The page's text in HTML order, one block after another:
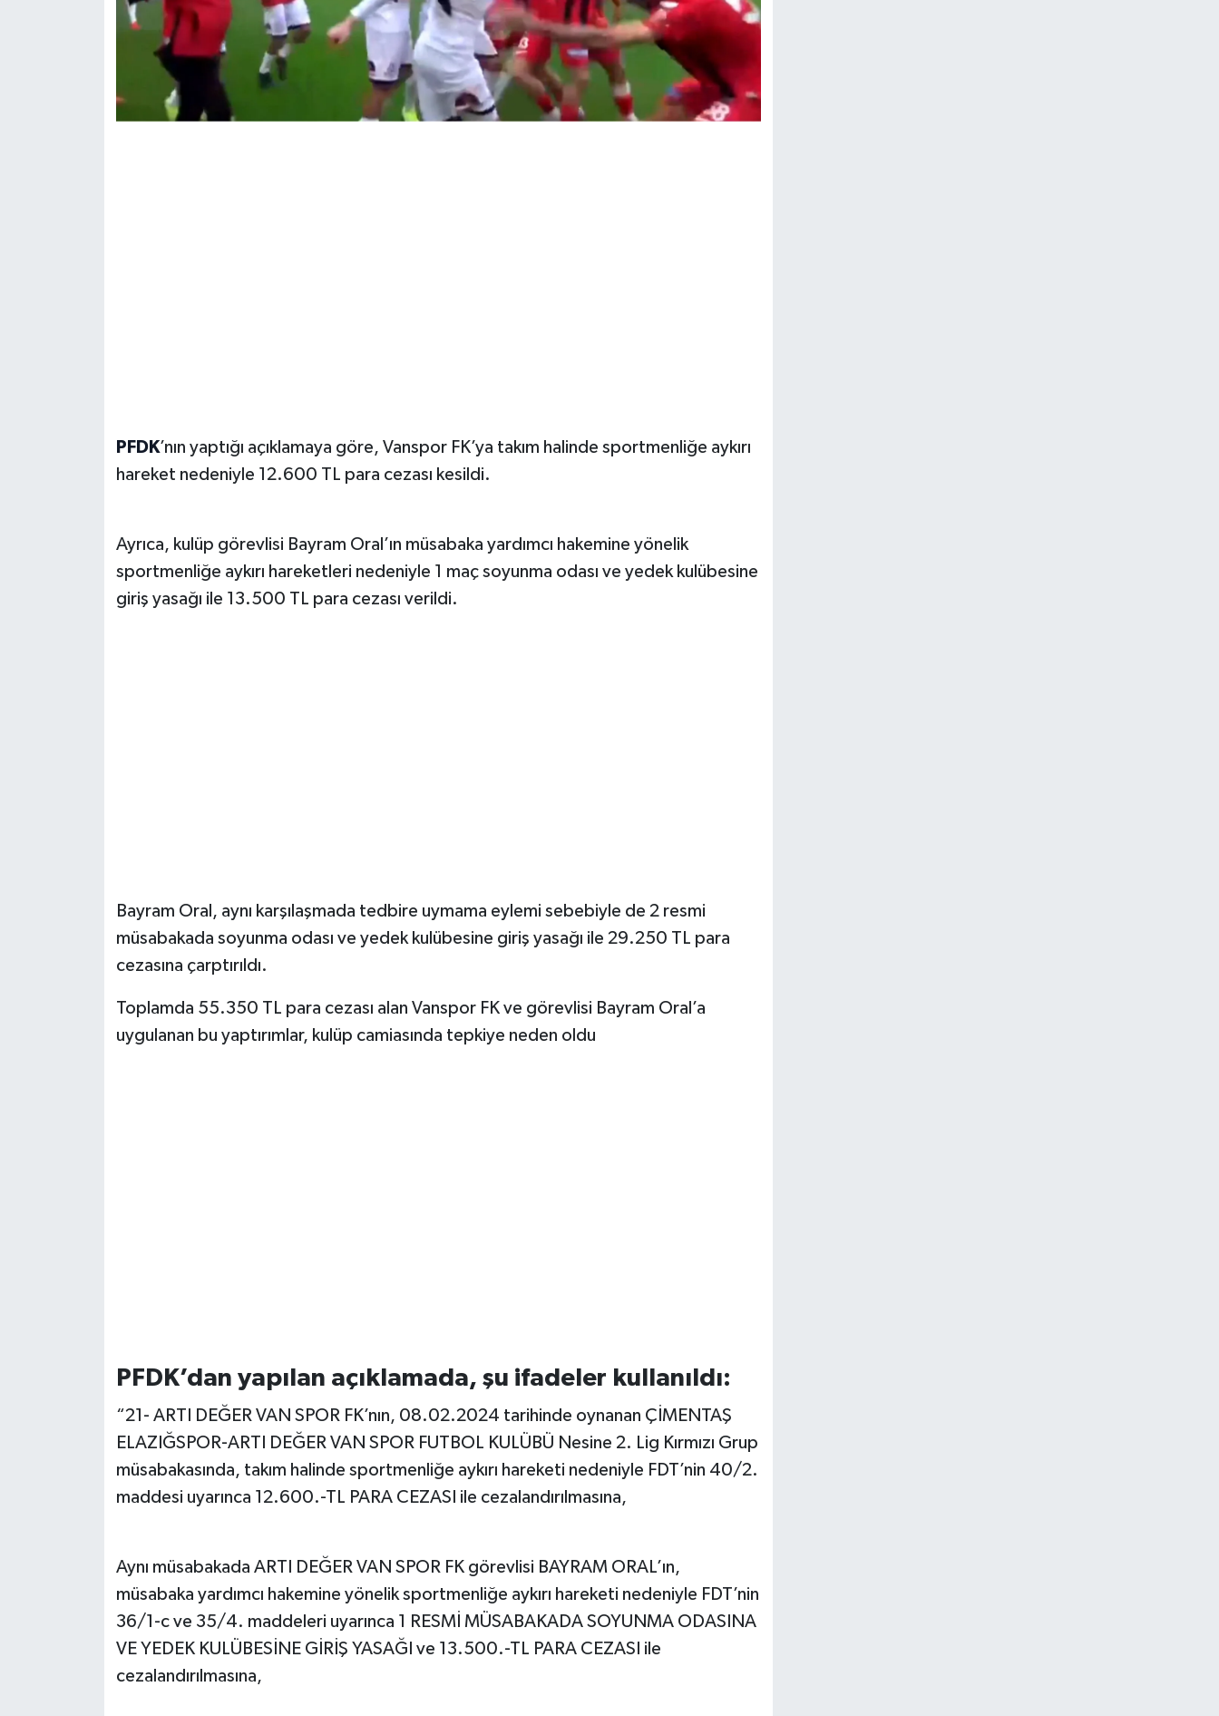
PFDK’nın yaptığı açıklamaya göre, Vanspor FK’ya takım halinde sportmenliğe aykırı
hareket nedeniyle 12.600 TL para cezası kesildi.
Ayrıca, kulüp görevlisi Bayram Oral’ın müsabaka yardımcı hakemine yönelik
sportmenliğe aykırı hareketleri nedeniyle 1 maç soyunma odası ve yedek kulübesine
giriş yasağı ile 13.500 TL para cezası verildi.
Bayram Oral, aynı karşılaşmada tedbire uymama eylemi sebebiyle de 2 resmi
müsabakada soyunma odası ve yedek kulübesine giriş yasağı ile 29.250 TL para
cezasına çarptırıldı.
Toplamda 55.350 TL para cezası alan Vanspor FK ve görevlisi Bayram Oral’a
uygulanan bu yaptırımlar, kulüp camiasında tepkiye neden oldu
PFDK’dan yapılan açıklamada, şu ifadeler kullanıldı:
“21- ARTI DEĞER VAN SPOR FK’nın, 08.02.2024 tarihinde oynanan ÇİMENTAŞ
ELAZIĞSPOR-ARTI DEĞER VAN SPOR FUTBOL KULÜBÜ Nesine 2. Lig Kırmızı Grup
müsabakasında, takım halinde sportmenliğe aykırı hareketi nedeniyle FDT’nin 40/2.
maddesi uyarınca 12.600.-TL PARA CEZASI ile cezalandırılmasına,
Aynı müsabakada ARTI DEĞER VAN SPOR FK görevlisi BAYRAM ORAL’ın,
müsabaka yardımcı hakemine yönelik sportmenliğe aykırı hareketi nedeniyle FDT’nin
36/1-c ve 35/4. maddeleri uyarınca 1 RESMİ MÜSABAKADA SOYUNMA ODASINA
VE YEDEK KULÜBESİNE GİRİŞ YASAĞI ve 13.500.-TL PARA CEZASI ile
cezalandırılmasına,